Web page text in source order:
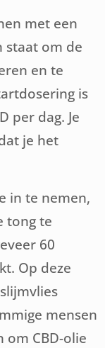
met een
staat om de
en te
is
per dag. Je
je het
in te nemen,
tong te
60
Op deze
mensen
om CBD-olie